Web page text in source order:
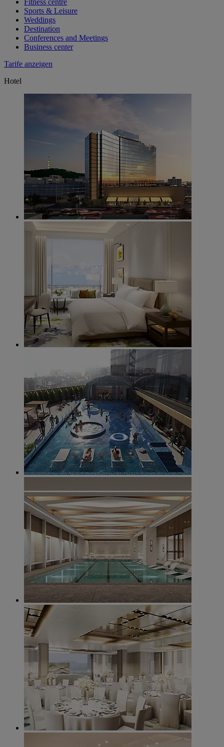
Fitness centre
Sports & Leisure
Weddings
Destination
Conferences and Meetings
Business center
Tarife anzeigen
Hotel